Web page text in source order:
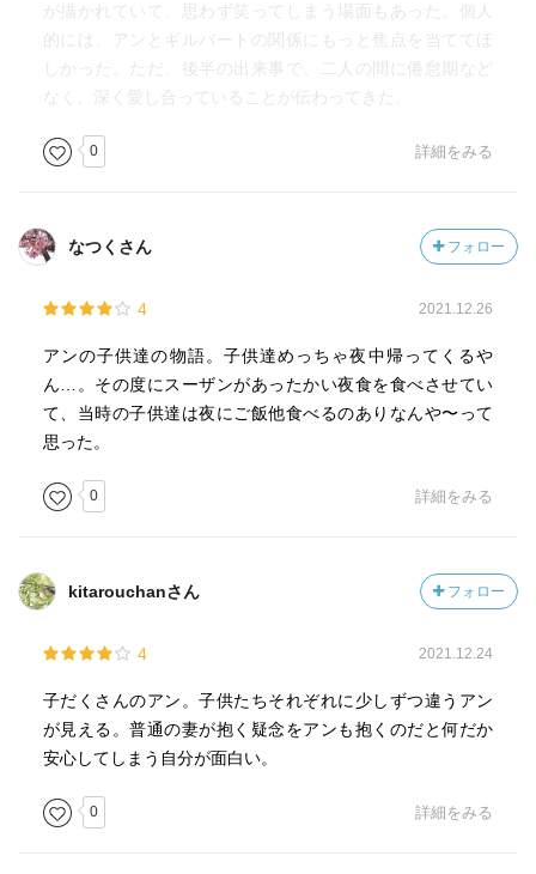
が描かれていて、思わず笑ってしまう場面もあった。個人
的には、アンとギルバートの関係にもっと焦点を当ててほ
しかった。ただ、後半の出来事で、二人の間に倦怠期など
なく、深く愛し合っていることが伝わってきた。
0 詳細をみる
なつくさん フォロー
4 2021.12.26
アンの子供達の物語。子供達めっちゃ夜中帰ってくるや
ん…。その度にスーザンがあったかい夜食を食べさせてい
て、当時の子供達は夜にご飯他食べるのありなんや〜って
思った。
0 詳細をみる
kitarouchanさん フォロー
4 2021.12.24
子だくさんのアン。子供たちそれぞれに少しずつ違うアン
が見える。普通の妻が抱く疑念をアンも抱くのだと何だか
安心してしまう自分が面白い。
0 詳細をみる